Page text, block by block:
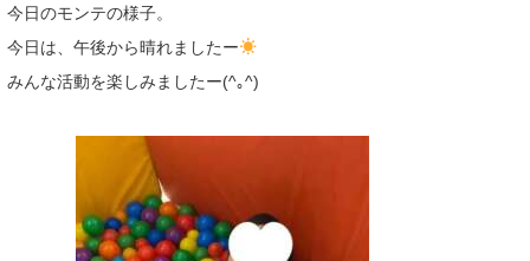
今日のモンテの様子。
今日は、午後から晴れましたー
みんな活動を楽しみましたー(^｡^)